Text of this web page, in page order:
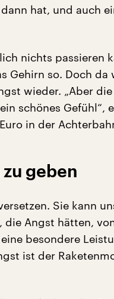
hat, und auch
nichts passieren
Gehirn so. Doch da
wieder. „Aber die
schönes Gefühl“,
in der
geben
Sie kann
die Angst hätten,
besondere
ist der